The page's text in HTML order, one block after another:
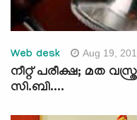
Web desk Aug 19,
നീറ്റ് പരീക്ഷ; മത
സി.ബി....